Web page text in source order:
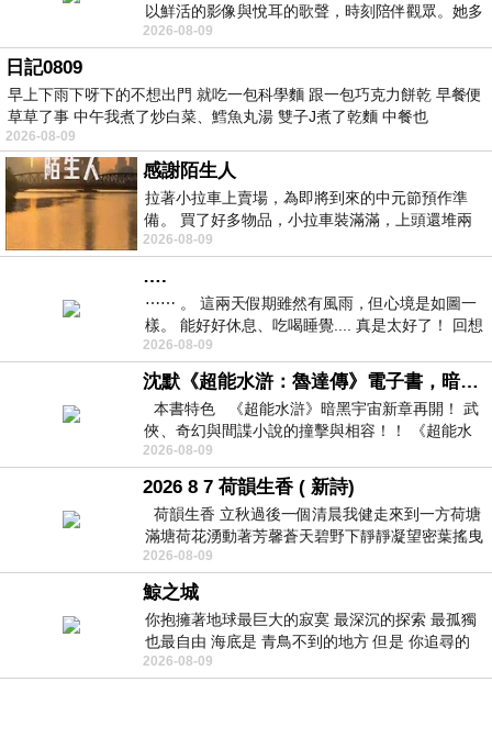
以鮮活的影像與悅耳的歌聲，時刻陪伴觀眾。她多
才多藝、陽光開朗的形象，不僅保留在電影
2026-08-09
日記0809
早上下雨下呀下的不想出門 就吃一包科學麵 跟一包巧克力餅乾 早餐便
草草了事 中午我煮了炒白菜、鱈魚丸湯 雙子J煮了乾麵 中餐也
2026-08-09
感謝陌生人
拉著小拉車上賣場，為即將到來的中元節預作準
備。 買了好多物品，小拉車裝滿滿，上頭還堆兩
紙箱。 雖辛苦了點，這點程度我一個人搬
2026-08-09
….
⋯⋯ 。 這兩天假期雖然有風雨，但心境是如圖一
樣。 能好好休息、吃喝睡覺.... 真是太好了！ 回想
起來，以前根本就很難有這
2026-08-09
沈默《超能水滸：魯達傳》電子書，暗黑宇宙新章，一一五年八月璀璨上架！
本書特色 《超能水滸》暗黑宇宙新章再開！ 武
俠、奇幻與間諜小說的撞擊與相容！！ 《超能水
滸》系列第四部
2026-08-09
2026 8 7 荷韻生香 ( 新詩)
荷韻生香 立秋過後一個清晨我健走來到一方荷塘
滿塘荷花湧動著芳馨蒼天碧野下靜靜凝望密葉搖曳
幽泉中復有蛙鳴嘓嘓水波裡搖曳
2026-08-09
鯨之城
你抱擁著地球最巨大的寂寞 最深沉的探索 最孤獨
也最自由 海底是 青鳥不到的地方 但是 你追尋的
幸福 可以比珍珠更
2026-08-09